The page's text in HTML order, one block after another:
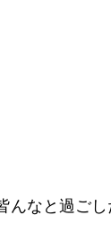
なと過ごし